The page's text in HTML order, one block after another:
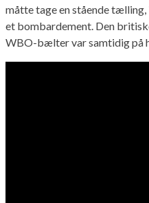
måtte tage en stående
et bombardement. Den
WBO-bælter var samtidig på